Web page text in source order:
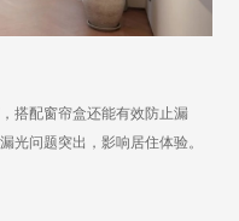
配窗帘盒还能有效防止漏
光问题突出，影响居住体验。